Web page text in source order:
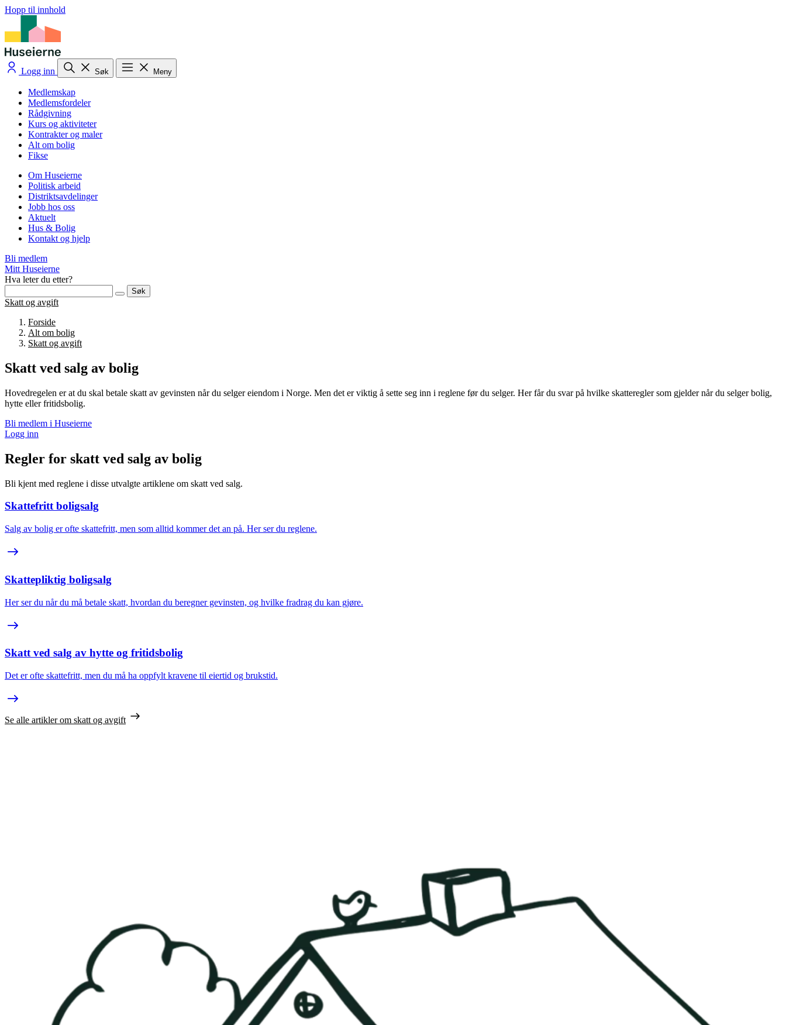
Hopp til innhold
Logg inn Søk Meny
Medlemskap
Medlemsfordeler
Rådgivning
Kurs og aktiviteter
Kontrakter og maler
Alt om bolig
Fikse
Om Huseierne
Politisk arbeid
Distriktsavdelinger
Jobb hos oss
Aktuelt
Hus & Bolig
Kontakt og hjelp
Bli medlem
Mitt Huseierne
Hva leter du etter?
Søk
Skatt og avgift
Forside
Alt om bolig
Skatt og avgift
Skatt ved salg av bolig
Hovedregelen er at du skal betale skatt av gevinsten når du selger eiendom i Norge. Men det er viktig å sette seg inn i reglene før du selger. Her får du svar på hvilke skatteregler som gjelder når du selger bolig,
hytte eller fritidsbolig.
Bli medlem i Huseierne
Logg inn
Regler for skatt ved salg av bolig
Bli kjent med reglene i disse utvalgte artiklene om skatt ved salg.
Skattefritt boligsalg
Salg av bolig er ofte skattefritt, men som alltid kommer det an på. Her ser du reglene.
Skattepliktig boligsalg
Her ser du når du må betale skatt, hvordan du beregner gevinsten, og hvilke fradrag du kan gjøre.
Skatt ved salg av hytte og fritidsbolig
Det er ofte skattefritt, men du må ha oppfylt kravene til eiertid og brukstid.
Se alle artikler om skatt og avgift